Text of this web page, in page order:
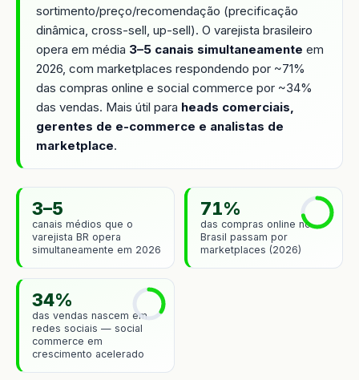
sortimento/preço/recomendação (precificação
dinâmica, cross-sell, up-sell). O varejista brasileiro
opera em média 3–5 canais simultaneamente em
2026, com marketplaces respondendo por ~71%
das compras online e social commerce por ~34%
das vendas. Mais útil para heads comerciais,
gerentes de e-commerce e analistas de
marketplace.
3–5
canais médios que o
varejista BR opera
simultaneamente em 2026
71%
das compras online no
Brasil passam por
marketplaces (2026)
34%
das vendas nascem em
redes sociais — social
commerce em
crescimento acelerado